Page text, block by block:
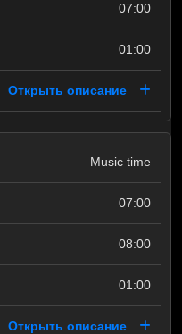
07:00
01:00
Открыть описание
Music time
07:00
08:00
01:00
Открыть описание